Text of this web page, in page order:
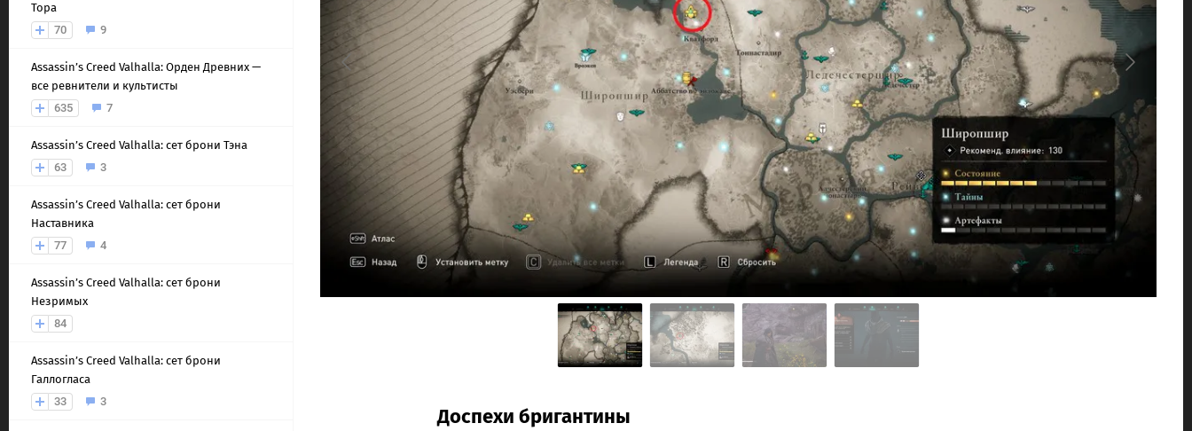
Тора
70
9
Assassin’s Creed Valhalla: Орден Древних —
все ревнители и культисты
635
7
Assassin’s Creed Valhalla: сет брони Тэна
63
3
Assassin’s Creed Valhalla: сет брони
Наставника
77
4
Assassin’s Creed Valhalla: сет брони
Незримых
84
Assassin’s Creed Valhalla: сет брони
Галлогласа
33
3
Доспехи бригантины